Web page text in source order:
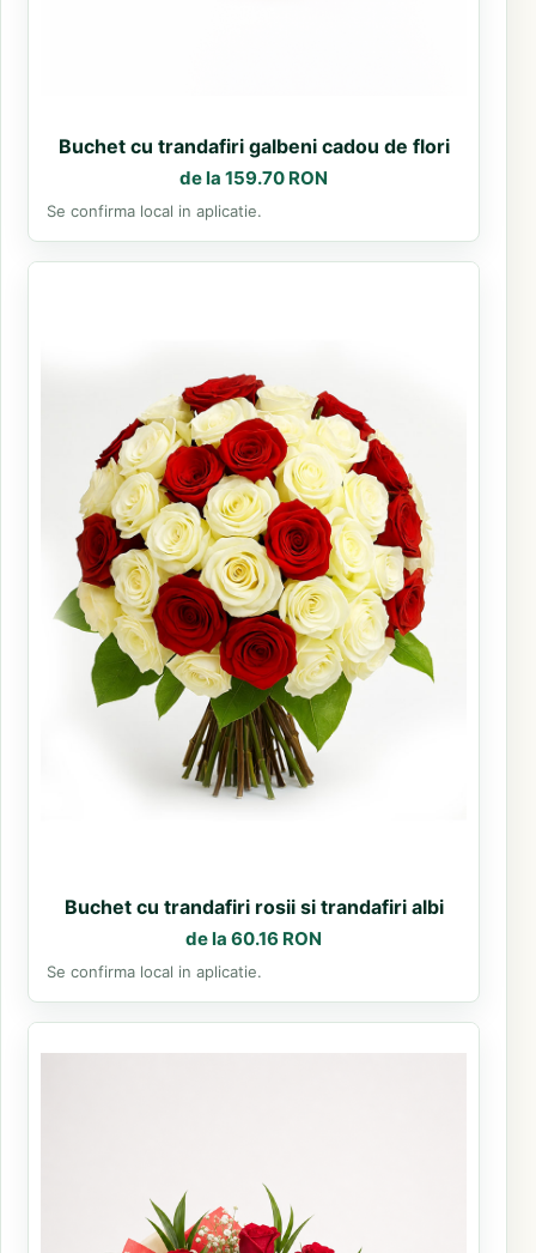
Buchet cu trandafiri galbeni cadou de flori
de la 159.70 RON
Se confirma local in aplicatie.
Buchet cu trandafiri rosii si trandafiri albi
de la 60.16 RON
Se confirma local in aplicatie.